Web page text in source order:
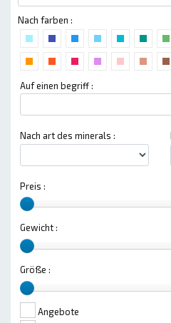
Nach farben :
Auf einen begriff :
Nach art des minerals :
Preis :
Gewicht :
Größe :
Angebote